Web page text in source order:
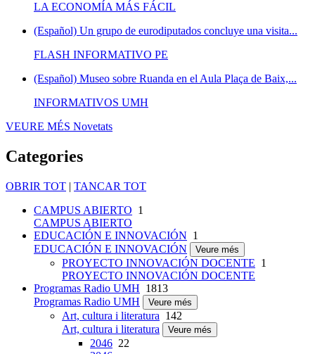
LA ECONOMÍA MÁS FÁCIL
(Español) Un grupo de eurodiputados concluye una visita...
FLASH INFORMATIVO PE
(Español) Museo sobre Ruanda en el Aula Plaça de Baix,...
INFORMATIVOS UMH
VEURE MÉS Novetats
Categories
OBRIR TOT | TANCAR TOT
CAMPUS ABIERTO 1
CAMPUS ABIERTO
EDUCACIÓN E INNOVACIÓN 1
EDUCACIÓN E INNOVACIÓN
Veure més
PROYECTO INNOVACIÓN DOCENTE 1
PROYECTO INNOVACIÓN DOCENTE
Programas Radio UMH 1813
Programas Radio UMH
Veure més
Art, cultura i literatura 142
Art, cultura i literatura
Veure més
2046 22